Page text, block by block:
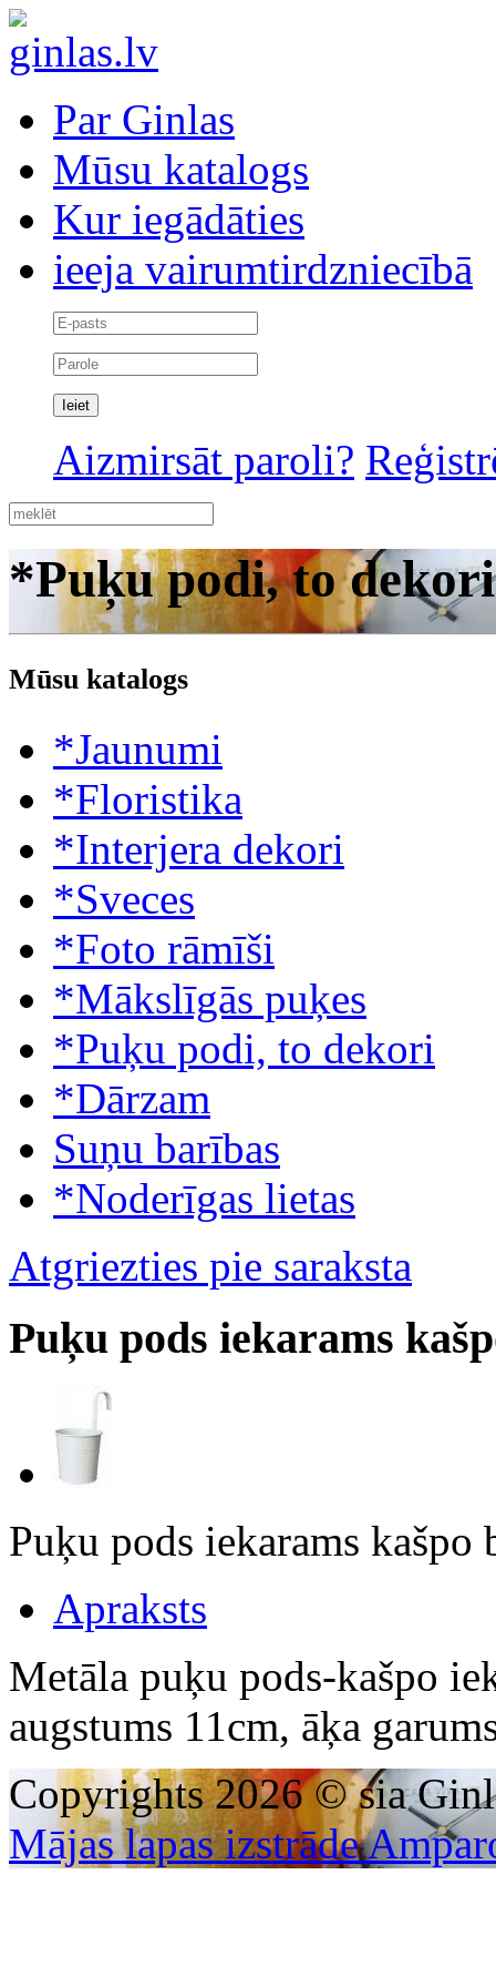
Par Ginlas
Mūsu katalogs
Kur iegādāties
ieeja vairumtirdzniecībā
Aizmirsāt paroli?
*Puķu podi, to dekori
Mūsu katalogs
*Jaunumi
*Floristika
*Interjera dekori
*Sveces
*Foto rāmīši
*Mākslīgās puķes
*Puķu podi, to dekori
*Dārzam
Suņu barības
*Noderīgas lietas
Atgriezties pie saraksta
Puķu pods iekarams
Puķu pods iekarams
Apraksts
Metāla puķu pods-kašpo
augstums 11cm, āķa
Copyrights 2026 © sia
Mājas lapas izstrāde